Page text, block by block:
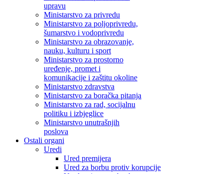
upravu
Ministarstvo za privredu
Ministarstvo za poljoprivredu,
šumarstvo i vodoprivredu
Ministarstvo za obrazovanje,
nauku, kulturu i sport
Ministarstvo za prostorno
uređenje, promet i
komunikacije i zaštitu okoline
Ministarstvo zdravstva
Ministarstvo za boračka pitanja
Ministarstvo za rad, socijalnu
politiku i izbjeglice
Ministarstvo unutrašnjih
poslova
Ostali organi
Uredi
Ured premijera
Ured za borbu protiv korupcije